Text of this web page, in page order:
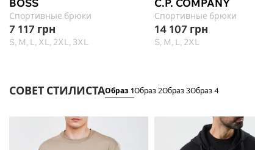
BOSS
Спортивные брюки
7 117 грн
S, M, L, XL, 2XL, 3XL
C.P. COMPANY
Спортивные брюки
14 107 грн
S, M, L, 2XL
СОВЕТ СТИЛИСТАОбраз 1Образ 2Образ 3Образ 4